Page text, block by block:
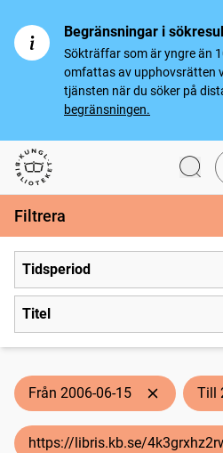
Begränsningar i
Sökträffar som är yngre än
omfattas av upphovsrätten
tjänsten när du söker på
begränsningen.
Svenska tidningar
Filtrera
Tidsperiod
Titel
Från 2006-06-15 Till
https://libris.kb.se/